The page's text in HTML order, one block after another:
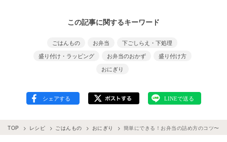
この記事に関するキーワード
ごはんもの お弁当
下ごしらえ・下処理
盛り付け・ラッピング
お弁当のおかず
盛り付け方
おにぎり
TOP レシピ ごはんもの おにぎり 簡単にできる！お弁当の詰め方のコツ〜